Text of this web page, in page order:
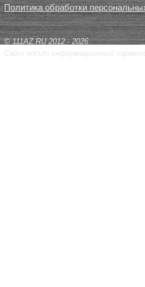
Политика обработки
© 111AZ.RU 2012 - 2026
Сайт носит информационный